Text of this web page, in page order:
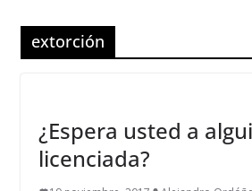
extorción
¿Espera usted a
licenciada?